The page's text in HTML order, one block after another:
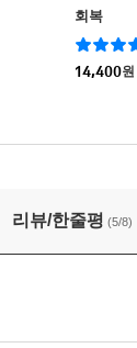
회복
14,400원
리뷰/한줄평 (5/8)